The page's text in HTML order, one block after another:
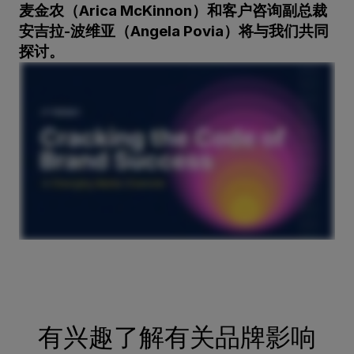
麦金农（Arica McKinnon）和客户咨询副总裁
安吉拉-波维亚（Angela Povia）将与我们共同
探讨。
有兴趣了解有关品牌影响